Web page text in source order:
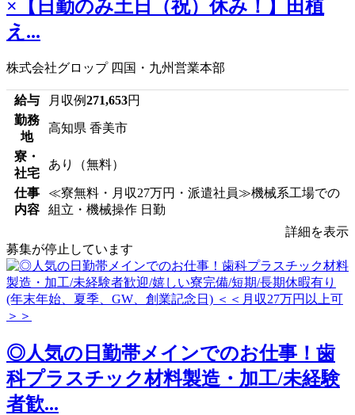
×【日勤のみ土日（祝）休み！】田植
え...
株式会社グロップ 四国・九州営業本部
給与 月収例271,653円
勤務
地
高知県 香美市
寮・
社宅
あり（無料）
仕事
内容
≪寮無料・月収27万円・派遣社員≫機械系工場での
組立・機械操作 日勤
詳細を表示
募集が停止しています
◎人気の日勤帯メインでのお仕事！歯
科プラスチック材料製造・加工/未経験
者歓...